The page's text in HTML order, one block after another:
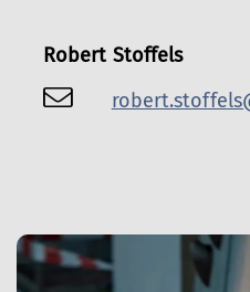
Robert Stoffels